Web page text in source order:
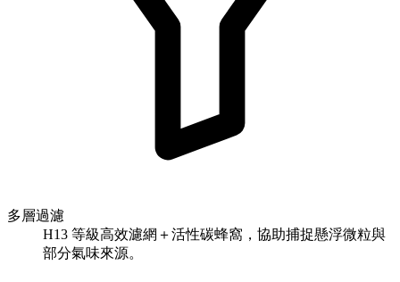
多層過濾
H13 等級高效濾網＋活性碳蜂窩，協助捕捉懸浮微粒與
部分氣味來源。